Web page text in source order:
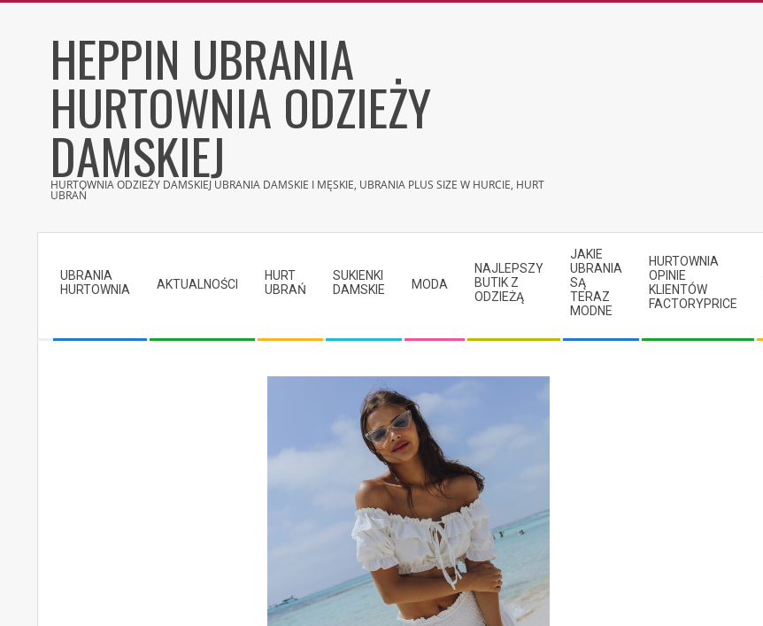
HEPPIN UBRANIA
HURTOWNIA ODZIEŻY
DAMSKIEJ
HURTOWNIA ODZIEŻY DAMSKIEJ UBRANIA DAMSKIE I MĘSKIE, UBRANIA PLUS SIZE W HURCIE, HURT
UBRAŃ
Menu
UBRANIA
HURTOWNIA
AKTUALNOŚCI
HURT
UBRAŃ
SUKIENKI
DAMSKIE
MODA
NAJLEPSZY
BUTIK Z
ODZIEŻĄ
JAKIE
UBRANIA
SĄ
TERAZ
MODNE
HURTOWNIA
OPINIE
KLIENTÓW
FACTORYPRICE